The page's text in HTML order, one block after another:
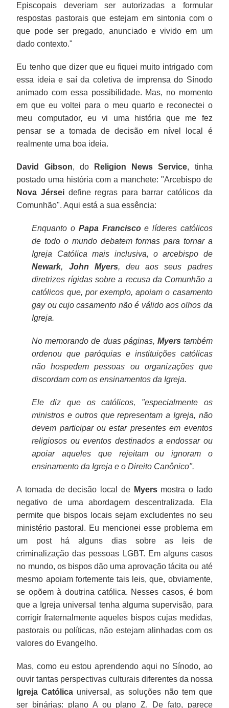
Episcopais deveriam ser autorizadas a formular
respostas pastorais que estejam em sintonia com o
que pode ser pregado, anunciado e vivido em um
dado contexto."
Eu tenho que dizer que eu fiquei muito intrigado com
essa ideia e saí da coletiva de imprensa do Sínodo
animado com essa possibilidade. Mas, no momento
em que eu voltei para o meu quarto e reconectei o
meu computador, eu vi uma história que me fez
pensar se a tomada de decisão em nível local é
realmente uma boa ideia.
David Gibson, do Religion News Service, tinha
postado uma história com a manchete: "Arcebispo de
Nova Jérsei define regras para barrar católicos da
Comunhão". Aqui está a sua essência:
Enquanto o Papa Franciscoe líderes católicos
de todo o mundo debatem formas para tornar a
Igreja Católica mais inclusiva, o arcebispo de
Newark, John Myers, deu aos seus padres
diretrizes rígidas sobre a recusa da Comunhão a
católicos que, por exemplo, apoiam o casamento
gay ou cujo casamento não é válido aos olhos da
Igreja.
No memorando de duas páginas, Myers também
ordenou que paróquias e instituições católicas
não hospedem pessoas ou organizações que
discordam com os ensinamentos da Igreja.
Ele diz que os católicos, "especialmente os
ministros e outros que representam a Igreja, não
devem participar ou estar presentes em eventos
religiosos ou eventos destinados a endossar ou
apoiar aqueles que rejeitam ou ignoram o
ensinamento da Igreja e o Direito Canônico".
A tomada de decisão local de Myersmostra o lado
negativo de uma abordagem descentralizada. Ela
permite que bispos locais sejam excludentes no seu
ministério pastoral. Eu mencionei esse problema em
um post há alguns dias sobre as leis de
criminalização das pessoas LGBT. Em alguns casos
no mundo, os bispos dão uma aprovação tácita ou até
mesmo apoiam fortemente tais leis, que, obviamente,
se opõem à doutrina católica. Nesses casos, é bom
que a Igreja universal tenha alguma supervisão, para
corrigir fraternalmente aqueles bispos cujas medidas,
pastorais ou políticas, não estejam alinhadas com os
valores do Evangelho.
Mas, como eu estou aprendendo aqui no Sínodo, ao
ouvir tantas perspectivas culturais diferentes da nossa
Igreja Católica universal, as soluções não tem que
ser binárias: plano A ou plano Z. De fato, parece